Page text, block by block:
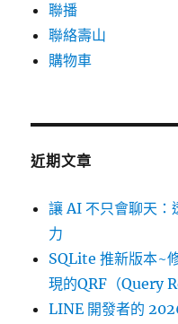
聯播
聯絡壽山
購物車
近期文章
讓 AI 不只會聊天：
力
SQLite 推新版本~
現的QRF（Query
LINE 開發者的